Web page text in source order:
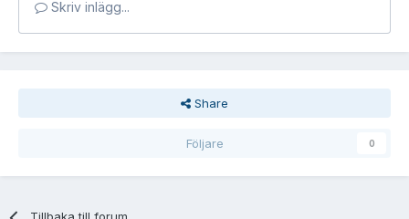
Skriv inlägg...
Share
Följare 0